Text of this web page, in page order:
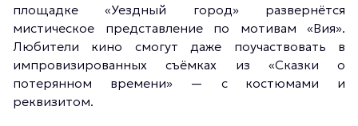
площадке «Уездный город» развернётся
мистическое представление по мотивам «Вия».
Любители кино смогут даже поучаствовать в
импровизированных съёмках из «Сказки о
потерянном времени» — с костюмами и
реквизитом.